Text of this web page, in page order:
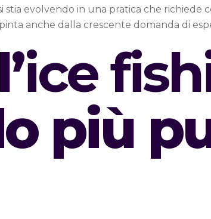
stia evolvendo in una pratica che
anche dalla crescente domanda di
ice
più